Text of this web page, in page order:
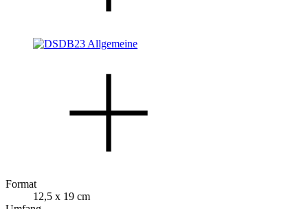
Format
12,5 x 19 cm